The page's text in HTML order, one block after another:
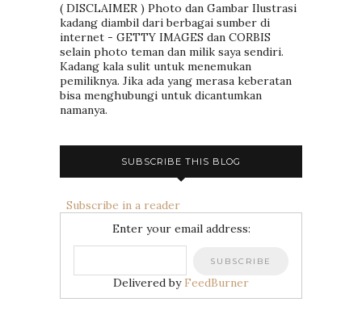
( DISCLAIMER ) Photo dan Gambar Ilustrasi
kadang diambil dari berbagai sumber di
internet - GETTY IMAGES dan CORBIS
selain photo teman dan milik saya sendiri.
Kadang kala sulit untuk menemukan
pemiliknya. Jika ada yang merasa keberatan
bisa menghubungi untuk dicantumkan
namanya.
SUBSCRIBE THIS BLOG
Subscribe in a reader
Enter your email address:
Delivered by FeedBurner